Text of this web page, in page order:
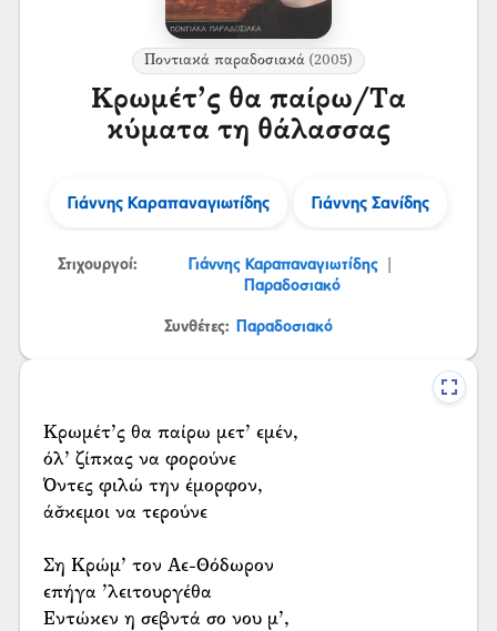
Ποντιακά παραδοσιακά (2005)
Κρωμέτ’ς θα παίρω/Τα
κύματα τη θάλασσας
Γιάννης Καραπαναγιωτίδης Γιάννης Σανίδης
Στιχουργοί: Γιάννης Καραπαναγιωτίδης
Παραδοσιακό
Συνθέτες: Παραδοσιακό
Κρωμέτ’ς θα παίρω μετ’ εμέν,
όλ’ ζίπκας να φορούνε
Όντες φιλώ την έμορφον,
άσ̌κεμοι να τερούνε
Ση Κρώμ’ τον Αε-Θόδωρον
επήγα ’λειτουργέθα
Εντώκεν η σεβντά σο νου μ’,